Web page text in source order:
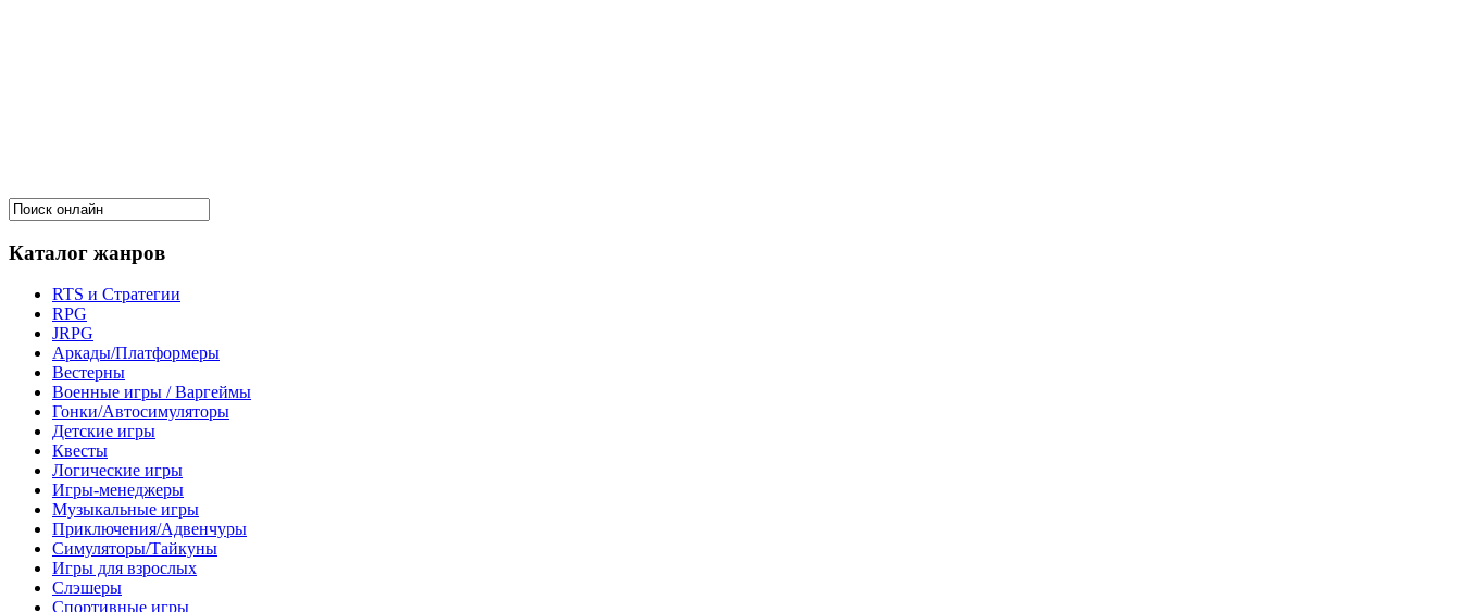
Каталог жанров
RTS и Стратегии
RPG
JRPG
Аркады/Платформеры
Вестерны
Военные игры / Варгеймы
Гонки/Автосимуляторы
Детские игры
Квесты
Логические игры
Игры-менеджеры
Музыкальные игры
Приключения/Адвенчуры
Симуляторы/Тайкуны
Игры для взрослых
Слэшеры
Спортивные игры